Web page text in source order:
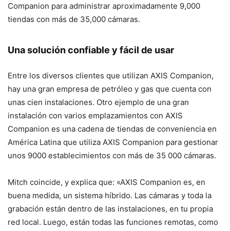
Companion para administrar aproximadamente 9,000
tiendas con más de 35,000 cámaras.
Una solución confiable y fácil de usar
Entre los diversos clientes que utilizan AXIS Companion,
hay una gran empresa de petróleo y gas que cuenta con
unas cien instalaciones. Otro ejemplo de una gran
instalación con varios emplazamientos con AXIS
Companion es una cadena de tiendas de conveniencia en
América Latina que utiliza AXIS Companion para gestionar
unos 9000 establecimientos con más de 35 000 cámaras.
Mitch coincide, y explica que: «AXIS Companion es, en
buena medida, un sistema híbrido. Las cámaras y toda la
grabación están dentro de las instalaciones, en tu propia
red local. Luego, están todas las funciones remotas, como